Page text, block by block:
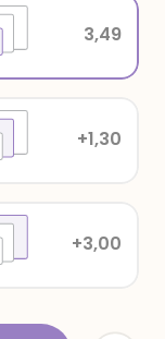
+3,00
+1,30
3,49